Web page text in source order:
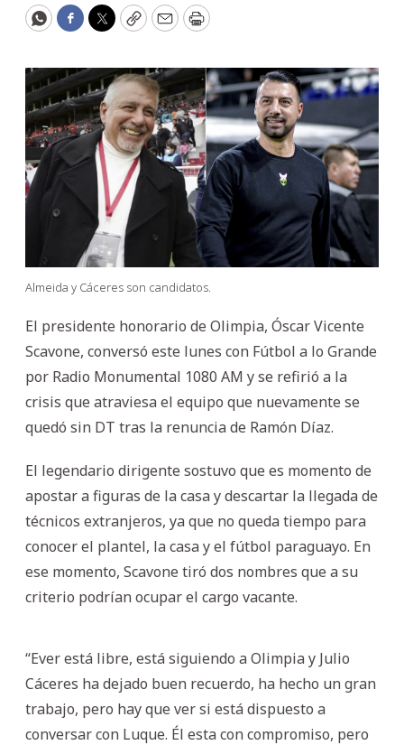
WhatsApp
Facebook
Twitter
CopyEmailPrint
Almeida y Cáceres son candidatos.
El presidente honorario de Olimpia, Óscar Vicente
Scavone, conversó este lunes con Fútbol a lo Grande
por Radio Monumental 1080 AM y se refirió a la
crisis que atraviesa el equipo que nuevamente se
quedó sin DT tras la renuncia de Ramón Díaz.
El legendario dirigente sostuvo que es momento de
apostar a figuras de la casa y descartar la llegada de
técnicos extranjeros, ya que no queda tiempo para
conocer el plantel, la casa y el fútbol paraguayo. En
ese momento, Scavone tiró dos nombres que a su
criterio podrían ocupar el cargo vacante.
“Ever está libre, está siguiendo a Olimpia y Julio
Cáceres ha dejado buen recuerdo, ha hecho un gran
trabajo, pero hay que ver si está dispuesto a
conversar con Luque. Él esta con compromiso, pero